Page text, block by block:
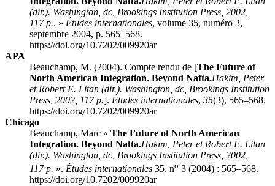
(dir.). Washington, dc , Brookings Institution Press, 2002,
117 p.. » Études internationales, volume 35, numéro 3,
septembre 2004, p. 565–568.
https://doi.org/10.7202/009920ar
APA
Beauchamp, M. (2004). Compte rendu de [The Future of
North American Integration. Beyond Nafta.Hakim , Peter
et Robert E. Litan (dir.). Washington, dc , Brookings Institution
Press, 2002, 117 p.]. Études internationales, 35(3), 565–568.
https://doi.org/10.7202/009920ar
Chicago
Beauchamp, Marc « The Future of North American
Integration. Beyond Nafta.Hakim , Peter et Robert E. Litan
(dir.). Washington, dc , Brookings Institution Press, 2002,
117 p. ». Études internationales 35, no 3 (2004) : 565–568.
https://doi.org/10.7202/009920ar